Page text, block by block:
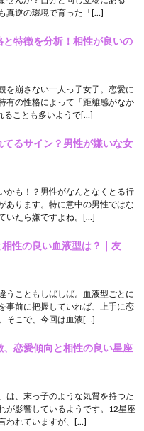
真逆の環境で育った「[…]
と特徴を分析！相性が良いの
を崩さない一人っ子女子。恋愛に
有の性格によって「距離感がなか
ることも多いようで[…]
るサイン？男性が嫌いな女
かも！？男性がなんとなくとる行
あります。特に意中の男性ではな
いたら嫌ですよね。[…]
相性の良い血液型は？｜友
うこともしばしば。血液型ごとに
事前に把握していれば、上手に恋
そこで、今回は血液[…]
恋愛傾向と相性の良い星座
は、末っ子のような気質を持つた
が影響しているようです。12星座
われていますが、[…]